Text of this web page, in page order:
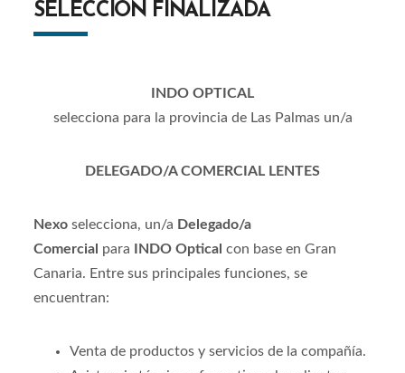
SELECCIÓN FINALIZADA
INDO OPTICAL
selecciona para la provincia de Las Palmas un/a
DELEGADO/A COMERCIAL LENTES
Nexo selecciona, un/a Delegado/a
Comercial para INDO Optical con base en Gran
Canaria. Entre sus principales funciones, se
encuentran:
Venta de productos y servicios de la compañía.